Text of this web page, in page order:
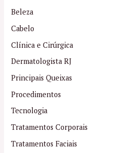
Beleza
Cabelo
Clínica e Cirúrgica
Dermatologista RJ
Principais Queixas
Procedimentos
Tecnologia
Tratamentos Corporais
Tratamentos Faciais